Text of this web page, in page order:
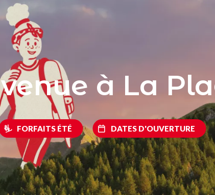
à La
FORFAITS ÉTÉ DATES D'OUVERTURE